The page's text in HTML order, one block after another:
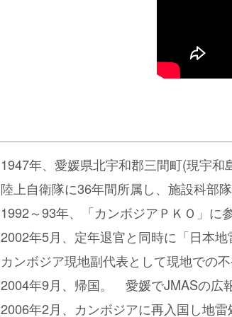
1947年、愛媛県北宇和郡三間町(現宇和
陸上自衛隊に36年間所属し、施設科部
1992～93年、「カンボジアＰＫＯ」に
2002年5月、定年退官と同時に「日本
カンボジア現地副代表として現地での
2004年9月、帰国。 愛媛でJMASの広
2006年2月、カンボジアに再入国し地